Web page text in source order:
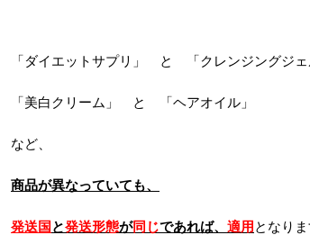
「ダイエットサプリ」 と 「クレンジングジェ
「美白クリーム」 と 「ヘアオイル」
など、
商品が異なっていても、
発送国 と発送形態が同じであれば、 適用 となり